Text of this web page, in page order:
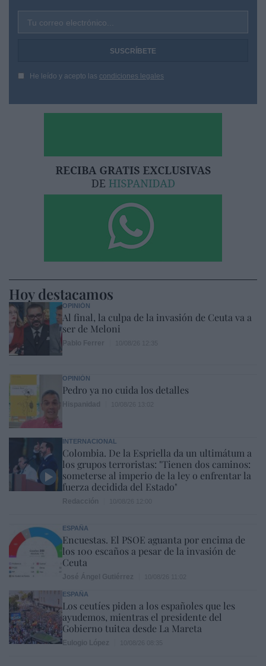
Tu correo electrónico...
He leído y acepto las condiciones legales
Hoy destacamos
OPINIÓN
Al final, la culpa de la invasión de Ceuta va a
ser de Meloni
OPINIÓN
Pedro ya no cuida los detalles
INTERNACIONAL
Colombia. De la Espriella da un ultimátum a
los grupos terroristas: "Tienen dos caminos:
someterse al imperio de la ley o enfrentar la
fuerza decidida del Estado"
ESPAÑA
Encuestas. El PSOE aguanta por encima de
los 100 escaños a pesar de la invasión de
Ceuta
ESPAÑA
Los ceutíes piden a los españoles que les
ayudemos, mientras el presidente del
Gobierno tuitea desde La Mareta